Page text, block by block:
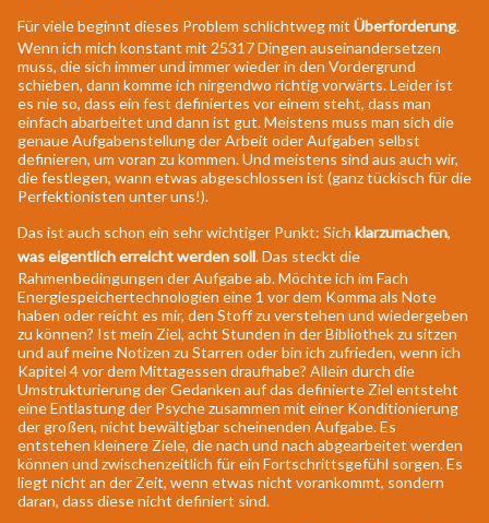
Für viele beginnt dieses Problem schlichtweg mit Überforderung.
Wenn ich mich konstant mit 25317 Dingen auseinandersetzen
muss, die sich immer und immer wieder in den Vordergrund
schieben, dann komme ich nirgendwo richtig vorwärts. Leider ist
es nie so, dass ein fest definiertes vor einem steht, dass man
einfach abarbeitet und dann ist gut. Meistens muss man sich die
genaue Aufgabenstellung der Arbeit oder Aufgaben selbst
definieren, um voran zu kommen. Und meistens sind aus auch wir,
die festlegen, wann etwas abgeschlossen ist (ganz tückisch für die
Perfektionisten unter uns!).
Das ist auch schon ein sehr wichtiger Punkt: Sich klarzumachen,
was eigentlich erreicht werden soll. Das steckt die
Rahmenbedingungen der Aufgabe ab. Möchte ich im Fach
Energiespeichertechnologien eine 1 vor dem Komma als Note
haben oder reicht es mir, den Stoff zu verstehen und wiedergeben
zu können? Ist mein Ziel, acht Stunden in der Bibliothek zu sitzen
und auf meine Notizen zu Starren oder bin ich zufrieden, wenn ich
Kapitel 4 vor dem Mittagessen draufhabe? Allein durch die
Umstrukturierung der Gedanken auf das definierte Ziel entsteht
eine Entlastung der Psyche zusammen mit einer Konditionierung
der großen, nicht bewältigbar scheinenden Aufgabe. Es
entstehen kleinere Ziele, die nach und nach abgearbeitet werden
können und zwischenzeitlich für ein Fortschrittsgefühl sorgen. Es
liegt nicht an der Zeit, wenn etwas nicht vorankommt, sondern
daran, dass diese nicht definiert sind.